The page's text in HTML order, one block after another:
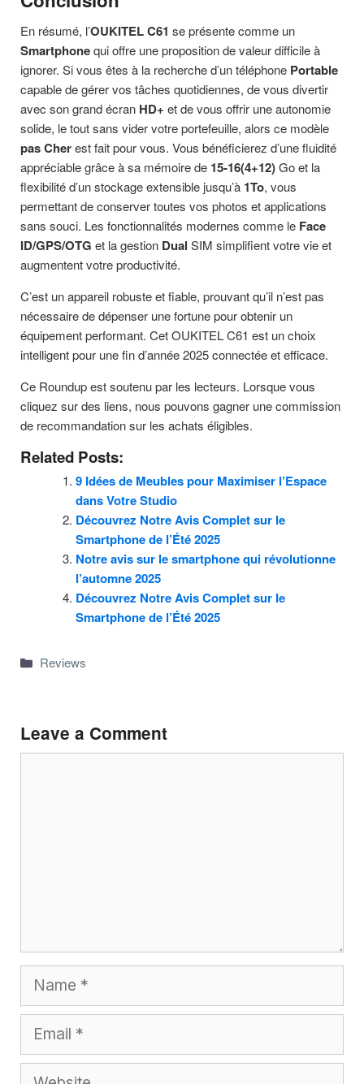
En résumé, l’OUKITEL C61 se présente comme un
Smartphonequi offre une proposition de valeur difficile à
ignorer. Si vous êtes à la recherche d’un téléphone Portable
capable de gérer vos tâches quotidiennes, de vous divertir
avec son grand écran HD+ et de vous offrir une autonomie
solide, le tout sans vider votre portefeuille, alors ce modèle
pas Cherest fait pour vous. Vous bénéficierez d’une fluidité
appréciable grâce à sa mémoire de 15-16(4+12)Go et la
flexibilité d’un stockage extensible jusqu’à 1To, vous
permettant de conserver toutes vos photos et applications
sans souci. Les fonctionnalités modernes comme le Face
ID/GPS/OTG et la gestion Dual SIM simplifient votre vie et
augmentent votre productivité.
C’est un appareil robuste et fiable, prouvant qu’il n’est pas
nécessaire de dépenser une fortune pour obtenir un
équipement performant. Cet OUKITEL C61 est un choix
intelligent pour une fin d’année 2025 connectée et efficace.
Ce Roundup est soutenu par les lecteurs. Lorsque vous
cliquez sur des liens, nous pouvons gagner une commission
de recommandation sur les achats éligibles.
Related Posts:
9 Idées de Meubles pour Maximiser l’Espace
dans Votre Studio
Découvrez Notre Avis Complet sur le
Smartphone de l’Été 2025
Notre avis sur le smartphone qui révolutionne
l’automne 2025
Découvrez Notre Avis Complet sur le
Smartphone de l’Été 2025
Categories
Reviews
Leave a Comment